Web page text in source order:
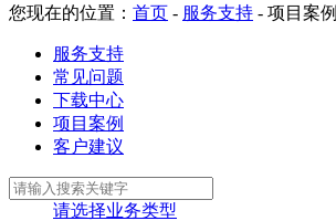
您现在的位置： 首页 - 服务支持 - 项目案例
服务支持
常见问题
下载中心
项目案例
客户建议
请选择业务类型